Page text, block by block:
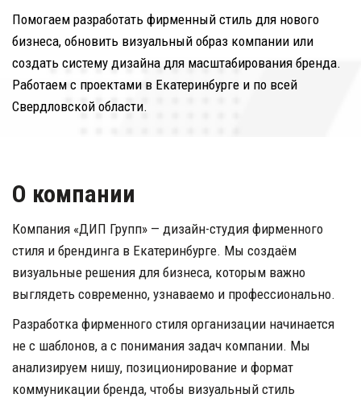
Помогаем разработать фирменный стиль для нового
бизнеса, обновить визуальный образ компании или
создать систему дизайна для масштабирования бренда.
Работаем с проектами в Екатеринбурге и по всей
Свердловской области.
О компании
Компания «ДИП Групп» — дизайн-студия фирменного
стиля и брендинга в Екатеринбурге. Мы создаём
визуальные решения для бизнеса, которым важно
выглядеть современно, узнаваемо и профессионально.
Разработка фирменного стиля организации начинается
не с шаблонов, а с понимания задач компании. Мы
анализируем нишу, позиционирование и формат
коммуникации бренда, чтобы визуальный стиль